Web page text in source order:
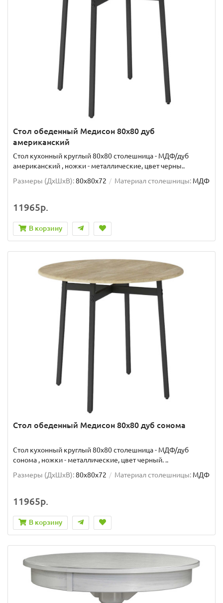
Стол обеденный Медисон 80х80 дуб
американский
Стол кухонный круглый 80х80 столешница - МДФ/дуб
американский , ножки - металлические, цвет черны..
Размеры (ДхШxВ):80х80х72 Материал столешницы: МДФ
11965р.
В корзину
Стол обеденный Медисон 80х80 дуб сонома
Стол кухонный круглый 80х80 столешница - МДФ/дуб
сонома , ножки - металлические, цвет черный. ..
Размеры (ДхШxВ):80х80х72 Материал столешницы: МДФ
11965р.
В корзину